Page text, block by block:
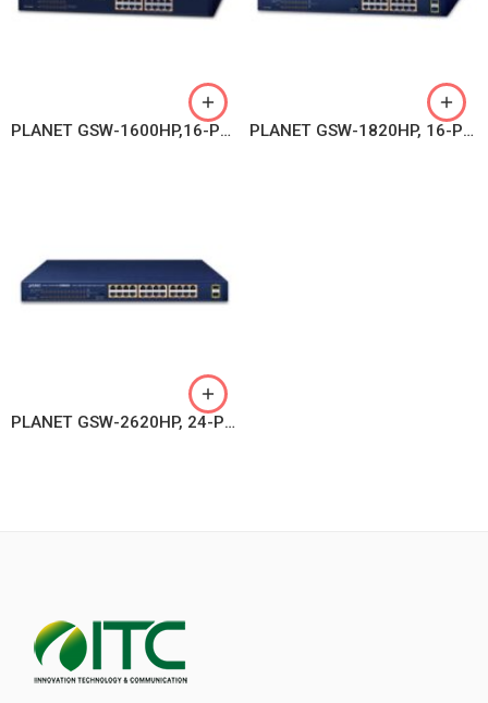
PLANET GSW-1600HP,16-Port 10/100/1000T 802.3at PoE+ Ethernet Switch PLANET GSW-1820HP, 16-Port 10/100/1000T 802.3at PoE + 2-Port 1000X SFP Gigabit Ethernet Switch
PLANET GSW-2620HP, 24-Port 10/100/1000T 802.3at PoE + 2-Port 1000X SFP Gigabit Ethernet Switch